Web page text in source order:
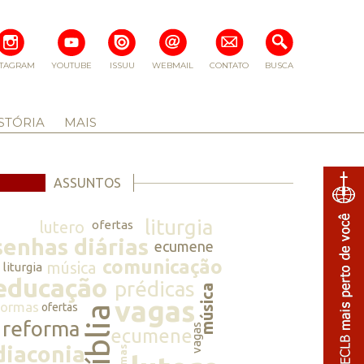
BUSCA
CONTATO
WEBMAIL
ISSUU
YOUTUBE
MAIS
ASSUNTOS
lutero ofertas liturgia
diárias ecumene
liturgia música comunicação
prédicasmúsica
ofertasbíbliavagas
reforma ecumenevagas